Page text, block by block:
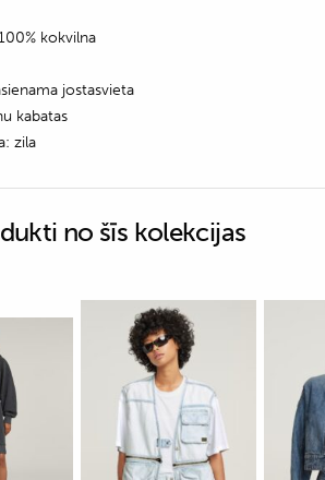
kokvilna
jostasvieta
kabatas
zila
no šīs kolekcijas